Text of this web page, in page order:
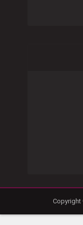
Copyright